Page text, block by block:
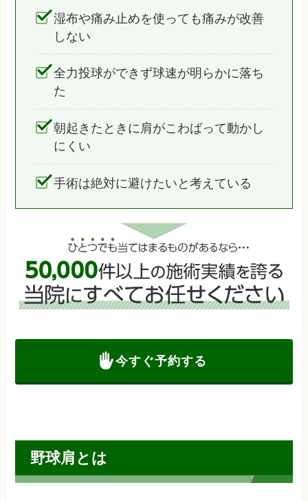
湿布や痛み止めを使っても痛みが改善
しない
全力投球ができず球速が明らかに落ち
た
朝起きたときに肩がこわばって動かし
にくい
手術は絶対に避けたいと考えている
今すぐ予約する
野球肩とは